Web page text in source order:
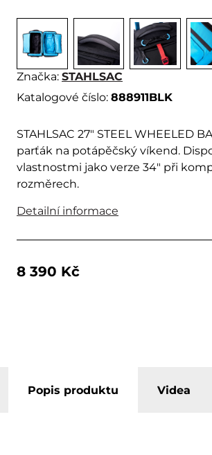
Značka: STAHLSAC
Katalogové číslo: 888911BLK
STAHLSAC 27" STEEL WHEELED
parťák na potápěčský víkend.
vlastnostmi jako verze 34″ při
rozměrech.
Detailní informace
8 390 Kč
Popis produktu Videa